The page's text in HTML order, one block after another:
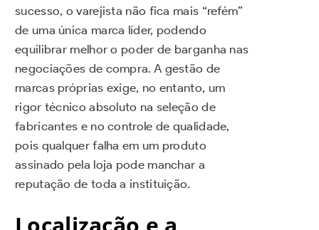
sucesso, o varejista não fica mais “refém”
de uma única marca líder, podendo
equilibrar melhor o poder de barganha nas
negociações de compra. A gestão de
marcas próprias exige, no entanto, um
rigor técnico absoluto na seleção de
fabricantes e no controle de qualidade,
pois qualquer falha em um produto
assinado pela loja pode manchar a
reputação de toda a instituição.